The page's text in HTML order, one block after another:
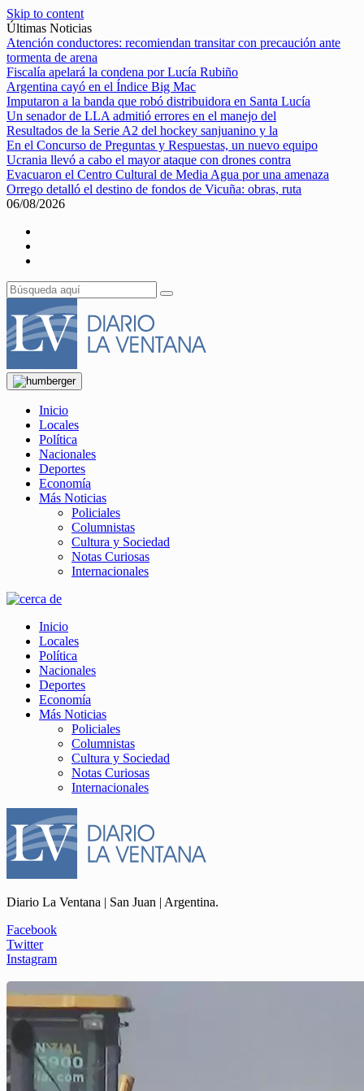
Skip to content
Últimas Noticias
Atención conductores: recomiendan transitar con precaución ante
tormenta de arena
Fiscalía apelará la condena por Lucía Rubiño
Argentina cayó en el Índice Big Mac
Imputaron a la banda que robó distribuidora en Santa Lucía
Un senador de LLA admitió errores en el manejo del
Resultados de la Serie A2 del hockey sanjuanino y la
En el Concurso de Preguntas y Respuestas, un nuevo equipo
Ucrania llevó a cabo el mayor ataque con drones contra
Evacuaron el Centro Cultural de Media Agua por una amenaza
Orrego detalló el destino de fondos de Vicuña: obras, ruta
06/08/2026
Inicio
Locales
Política
Nacionales
Deportes
Economía
Más Noticias
Policiales
Columnistas
Cultura y Sociedad
Notas Curiosas
Internacionales
Inicio
Locales
Política
Nacionales
Deportes
Economía
Más Noticias
Policiales
Columnistas
Cultura y Sociedad
Notas Curiosas
Internacionales
Diario La Ventana | San Juan | Argentina.
Facebook
Twitter
Instagram